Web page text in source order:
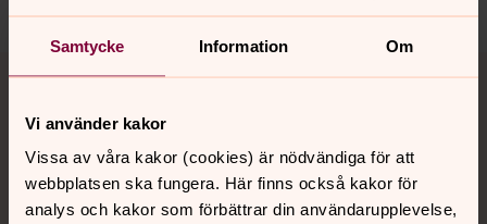
Samtycke Information Om
Vi använder kakor
Vissa av våra kakor (cookies) är nödvändiga för att
webbplatsen ska fungera. Här finns också kakor för
analys och kakor som förbättrar din användarupplevelse,
Tillbaka till toppen
Tillbaka till innehållet
Kontakt